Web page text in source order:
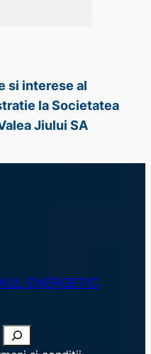
si interese al
la Societatea
Jiului SA
ENERGETIC